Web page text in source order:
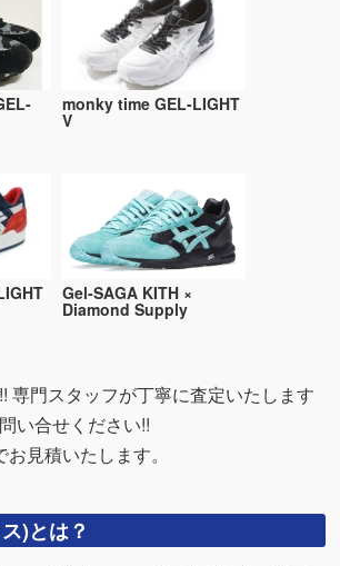
monky time GEL-LIGHT
V
Gel-SAGA KITH ×
Diamond Supply
専門スタッフが丁寧に査定いたします
い合せください!!
見積いたします。
)とは？